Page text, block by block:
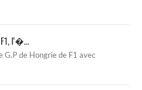
l’�...
G.P de Hongrie de F1 avec